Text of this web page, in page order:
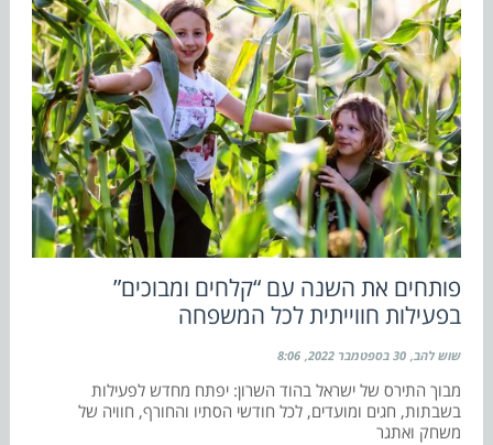
פותחים את השנה עם “קלחים ומבוכים”
בפעילות חווייתית לכל המשפחה
שוש להב 30 בספטמבר 2022 8:06
מבוך התירס של ישראל בהוד השרון: יפתח מחדש לפעילות
בשבתות, חגים ומועדים, לכל חודשי הסתיו והחורף, חוויה של
משחק ואתגר